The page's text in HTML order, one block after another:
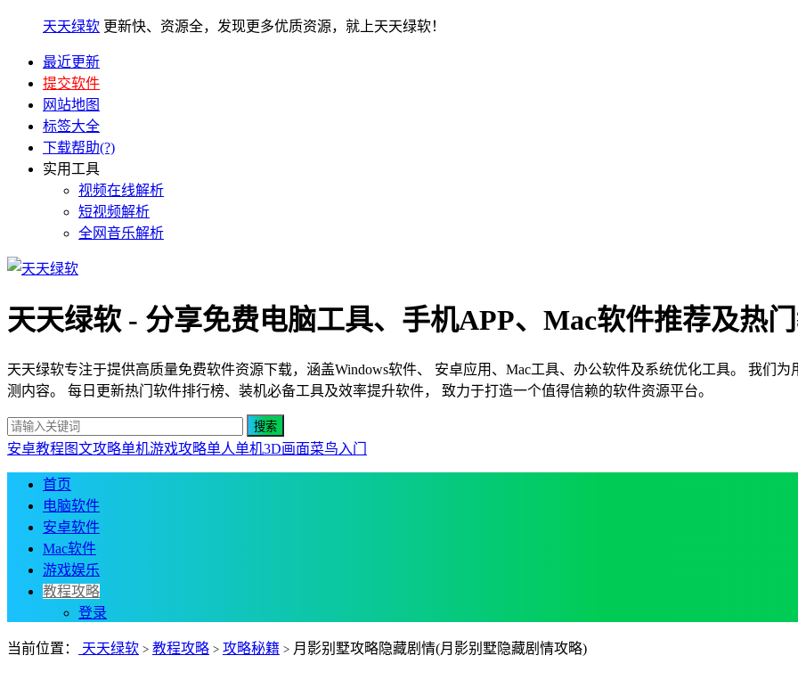
天天绿软 更新快、资源全，发现更多优质资源，就上天天绿软！
最近更新
提交软件
网站地图
标签大全
下载帮助(?)
实用工具
视频在线解析
短视频解析
全网音乐解析
天天绿软 - 分享免费电脑工具、手机APP、Mac软件推荐及热
天天绿软专注于提供高质量免费软件资源下载，涵盖Windows软件、 安卓应用、Mac工具、办公软件及系统优化工具。 我们
测内容。 每日更新热门软件排行榜、装机必备工具及效率提升软件， 致力于打造一个值得信赖的软件资源平台。
安卓教程 图文攻略单机游戏攻略单人单机3D画面菜鸟入门
首页
电脑软件
安卓软件
Mac软件
游戏娱乐
教程攻略
登录
当前位置： 天天绿软 > 教程攻略 > 攻略秘籍 > 月影别墅攻略隐藏剧情(月影别墅隐藏剧情攻略)